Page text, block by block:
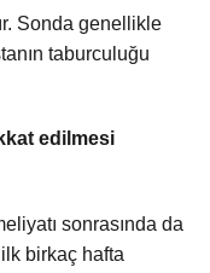
Sonda genellikle
taburculuğu
edilmesi
sonrasında da
birkaç hafta